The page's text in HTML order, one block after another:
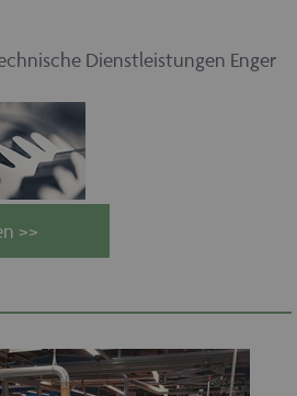
Dienstleistungen Enger
>>